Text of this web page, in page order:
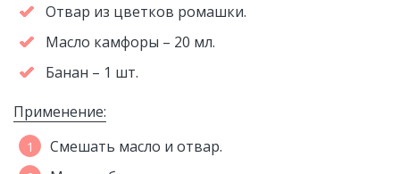
Отвар из цветков ромашки.
Масло камфоры – 20 мл.
Банан – 1 шт.
Применение:
Смешать масло и отвар.